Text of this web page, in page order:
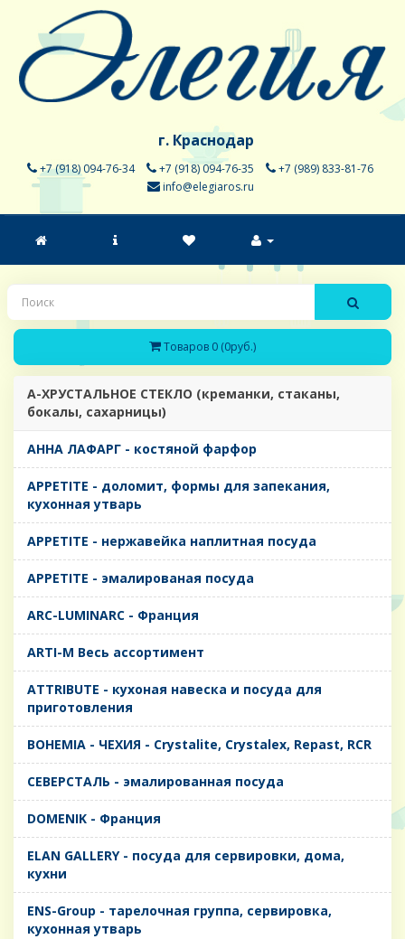
г. Краснодар
+7 (918) 094-76-34 +7 (918) 094-76-35
+7 (989) 833-81-76
info@elegiaros.ru
Товаров 0 (0руб.)
A-ХРУСТАЛЬНОЕ СТЕКЛО (креманки, стаканы,
бокалы, сахарницы)
AHHA ЛАФАРГ - костяной фарфор
APPETITE - доломит, формы для запекания,
кухонная утварь
APPETITE - нержавейка наплитная посуда
APPETITE - эмалированая посуда
ARC-LUMINARC - Франция
ARTI-M Весь ассортимент
ATTRIBUTE - кухоная навеска и посуда для
приготовления
BOHEMIA - ЧЕХИЯ - Crystalite, Crystalex, Repast, RCR
CЕВЕРСТАЛЬ - эмалированная посуда
DOMENIK - Франция
ELAN GALLERY - посуда для сервировки, дома,
кухни
ENS-Group - тарелочная группа, сервировка,
кухонная утварь